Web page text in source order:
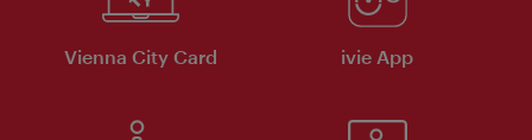
Vienna City Card ivie App